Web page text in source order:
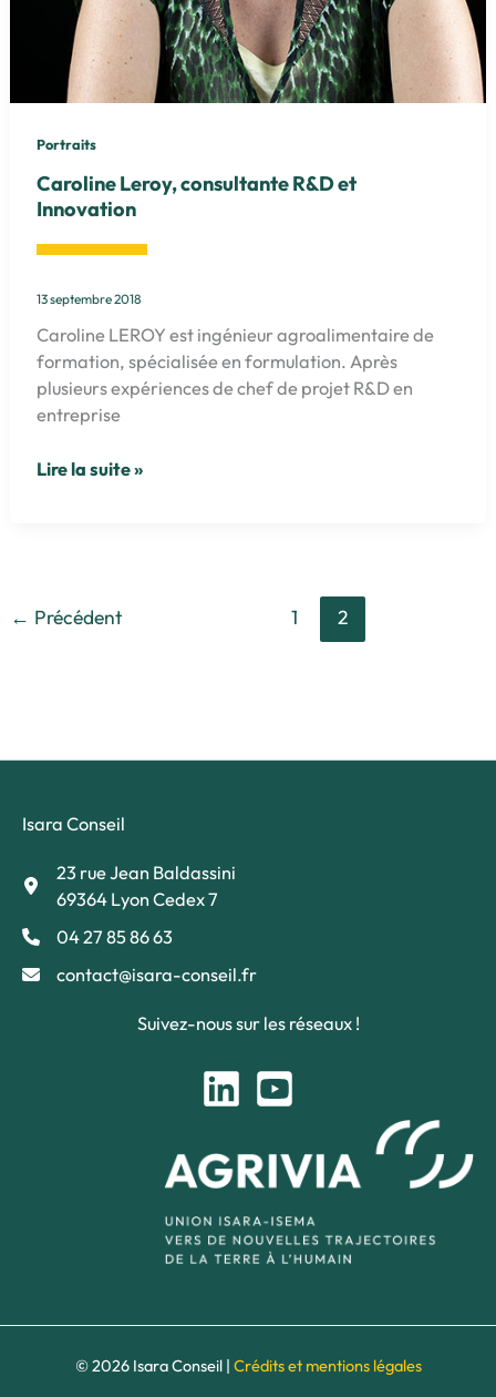
Portraits
Caroline Leroy, consultante R&D et
Innovation
13 septembre 2018
Caroline LEROY est ingénieur agroalimentaire de
formation, spécialisée en formulation. Après
plusieurs expériences de chef de projet R&D en
entreprise
Caroline
Lire la suite »
← Précédent 1 2
Isara Conseil
23 rue Jean Baldassini
69364 Lyon Cedex 7
04 27 85 86 63
contact@isara-conseil.fr
Suivez-nous sur les réseaux !
© 2026 Isara Conseil | Crédits et mentions légales